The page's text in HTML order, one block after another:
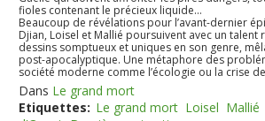
fioles contenant le précieux liquide...
Beaucoup de révélations pour l’avant-dernier
Djian, Loisel et Mallié poursuivent avec un talent
dessins somptueux et uniques en son genre,
post-apocalyptique. Une métaphore des
société moderne comme l’écologie ou la crise
Dans Le grand mort
Etiquettes: Le grand mort Loisel Mallié